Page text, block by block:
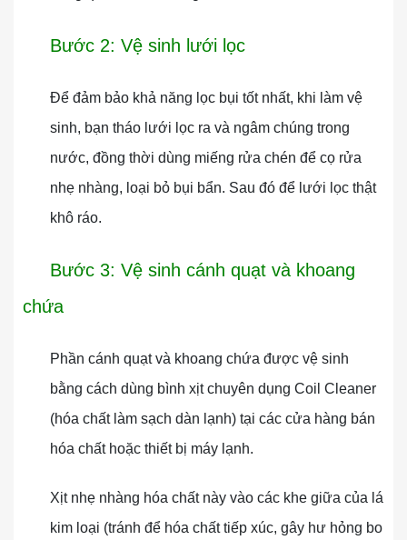
Bước 2: Vệ sinh lưới lọc
Để đảm bảo khả năng lọc bụi tốt nhất, khi làm vệ
sinh, bạn tháo lưới lọc ra và ngâm chúng trong
nước, đồng thời dùng miếng rửa chén để cọ rửa
nhẹ nhàng, loại bỏ bụi bẩn. Sau đó để lưới lọc thật
khô ráo.
Bước 3: Vệ sinh cánh quạt và khoang
chứa
Phần cánh quạt và khoang chứa được vệ sinh
bằng cách dùng bình xịt chuyên dụng Coil Cleaner
(hóa chất làm sạch dàn lạnh) tại các cửa hàng bán
hóa chất hoặc thiết bị máy lạnh.
Xịt nhẹ nhàng hóa chất này vào các khe giữa của lá
kim loại (tránh để hóa chất tiếp xúc, gây hư hỏng bo